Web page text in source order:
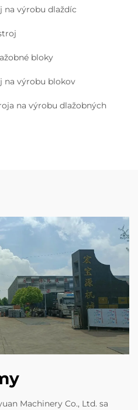
výrobu dlaždíc
bloky
na výrobu blokov
na výrobu dlažobných
Machinery Co., Ltd. sa